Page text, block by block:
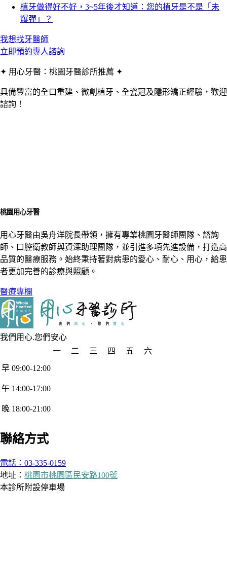
植牙做得好不好，3~5年後才知道：您的植牙是不是「未
爆彈」？
我想找牙醫師
立即預約專人諮詢
✦ 用心牙醫：桃園牙醫診所推薦 ✦
具備豐富的全口重建、微創植牙、全瓷冠及隱形矯正經驗，歡迎
諮詢！
桃園用心牙醫
用心牙醫由吳舟洋院長帶領，擁有專業桃園牙醫師團隊、諮詢
師、口腔衛教師與資深助理團隊，並引進多項先進設備，打造高
品質的醫療服務。始終秉持著對病患的愛心、耐心、用心，給患
者更加完善的診療與照顧。
醫療專欄
我們用心.您們安心
一
二 三 四 五
六
早 09:00-12:00
午 14:00-17:00
晚 18:00-21:00
聯絡方式
電話：03-335-0159
地址： 桃園市桃園區民安路100號
本診所附設停車場